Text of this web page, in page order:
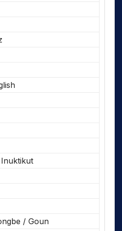
/ Goun